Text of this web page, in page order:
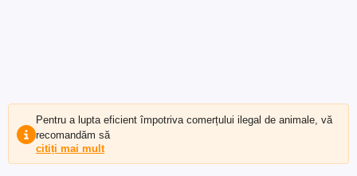
Pentru a lupta eficient împotriva comerțului ilegal de animale, vă
recomandăm să
citiți mai mult